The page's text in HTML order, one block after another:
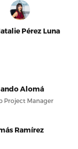
Pérez Luna
Alomá
Project Manager
Ramírez